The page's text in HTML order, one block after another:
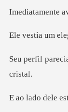
dele